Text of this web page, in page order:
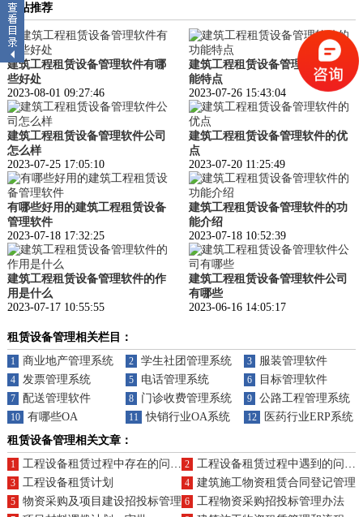
本站推荐
建筑工程租赁设备管理软件有哪
些好处
2023-08-01 09:27:46
建筑工程租赁设备管理软件的功
能特点
2023-07-26 15:43:04
建筑工程租赁设备管理软件公司
怎么样
2023-07-25 17:05:10
建筑工程租赁设备管理软件的优
点
2023-07-20 11:25:49
有哪些好用的建筑工程租赁设备
管理软件
2023-07-18 17:32:25
建筑工程租赁设备管理软件的功
能介绍
2023-07-18 10:52:39
建筑工程租赁设备管理软件的作
用是什么
2023-07-17 10:55:55
建筑工程租赁设备管理软件公司
有哪些
2023-06-16 14:05:17
租赁设备管理相关栏目：
1 商业地产管理系统 2 学生社团管理系统 3 服装管理软件
4 发票管理系统 5 电话管理系统 6 目标管理软件
7 配送管理软件 8 门诊收费管理系统 9 公路工程管理系统
10 有哪些OA 11 快销行业OA系统（ERP）
12
医药行业ERP系统
租赁设备管理相关文章：
1 工程设备租赁过程中存在的问题及管理软件有哪些优势 2 工程设备租赁过程中遇到的问题及功能
3 工程设备租赁计划 4 建筑施工物资租赁合同登记管理
5 物资采购及项目建设招投标管理 6 工程物资采购招投标管理办法